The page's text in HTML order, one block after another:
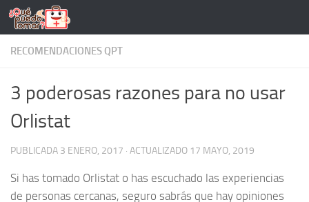
Saltar al contenido
RECOMENDACIONES QPT
3 poderosas razones para no usar
Orlistat
PUBLICADA 3 ENERO, 2017 · ACTUALIZADO 17 MAYO, 2019
Si has tomado Orlistat o has escuchado las experiencias
de personas cercanas, seguro sabrás que hay opiniones